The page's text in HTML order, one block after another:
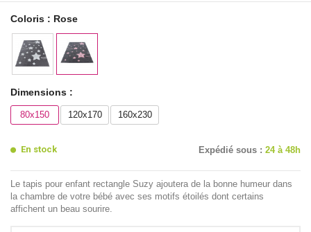
Coloris : Rose
Dimensions :
80x150 120x170 160x230
En stock Expédié sous : 24 à 48h
Le tapis pour enfant rectangle Suzy ajoutera de la bonne humeur dans
la chambre de votre bébé avec ses motifs étoilés dont certains
affichent un beau sourire.